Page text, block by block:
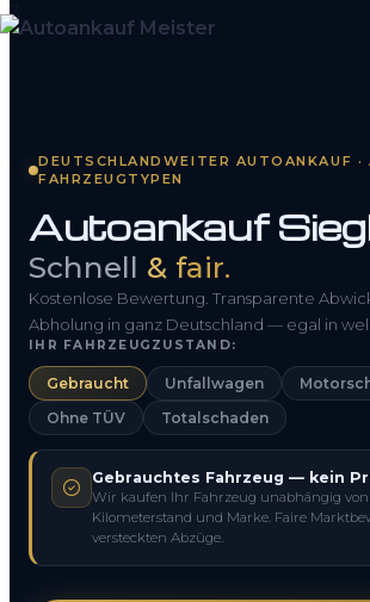
So funktioniert’s
Kontakt
FAQ
0800 1553 5546
Kostenlos anfragen
DEUTSCHLANDWEITER AUTOANKAUF ·
FAHRZEUGTYPEN
Autoankauf
Schnell & fair.
Kostenlose Bewertung. Transparente
Abholung in ganz Deutschland — egal in
IHR FAHRZEUGZUSTAND:
Gebraucht Unfallwagen
Ohne TÜV
Totalschaden
Gebrauchtes Fahrzeug — kein
Wir kaufen Ihr Fahrzeug unabhängig von
Kilometerstand und Marke. Faire
versteckten Abzüge.